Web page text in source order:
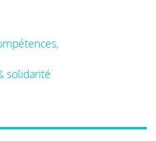
solidarité